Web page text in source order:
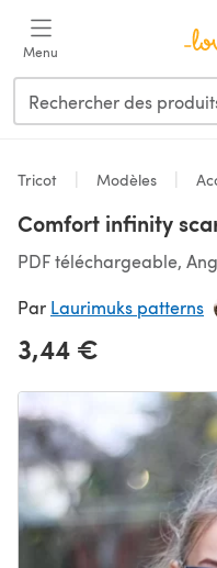
Menu
Tricot Modèles
Comfort infinity
PDF téléchargeable,
Par Laurimuks patterns
3,44 €